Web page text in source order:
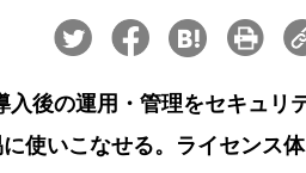
入後の運用・管理をセキュリ
使いこなせる。ライセンス体